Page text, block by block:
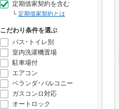
定期借家契約を含む
定期借家契約とは
こだわり条件を選ぶ
バス･トイレ別
室内洗濯機置場
駐車場付
エアコン
ベランダ･バルコニー
ガスコンロ対応
オートロック